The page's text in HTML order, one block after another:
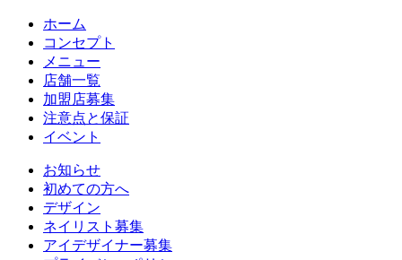
ホーム
コンセプト
メニュー
店舗一覧
加盟店募集
注意点と保証
イベント
お知らせ
初めての方へ
デザイン
ネイリスト募集
アイデザイナー募集